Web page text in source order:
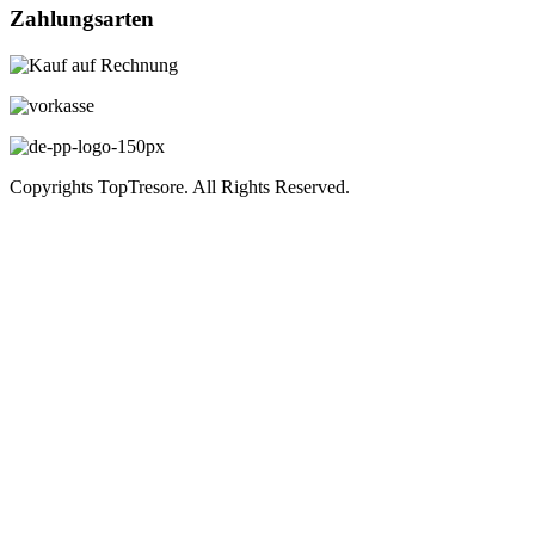
Zahlungsarten
Copyrights TopTresore. All Rights Reserved.